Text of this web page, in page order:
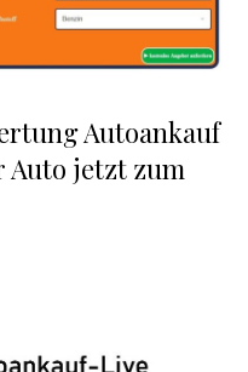
Autoankauf
Auto jetzt zum